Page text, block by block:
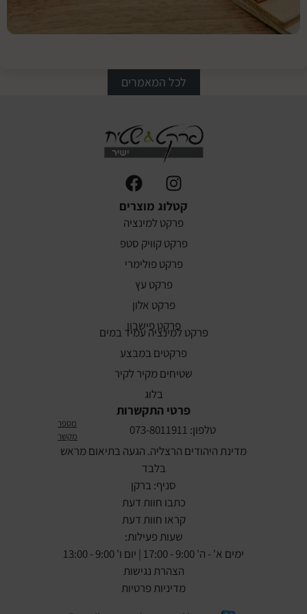
הצבע
לריצוף
לכל המאמרים
קטלוג מוצרים
פרקט למינציה
פרקט קוויק סטפ
פרקט פולימרי
פרקט עץ
פרקט אלון
פרקט פישבון
פרקט למינציה עמיד במים
פרקטים במבצע
שטיחים מקיר לקיר
פרטי התקשרות
מדינת היהודים הרצליה. הגעה בתיאום מראש
סניף: ברקן
כתבו חוות דעת
קראו חוות דעת
שעות פעילות:
ימים א' - ה' 9:00 - 17:00 | יום ו' 9:00 - 13:00
הצהרת נגישות
מדיניות פרטיות